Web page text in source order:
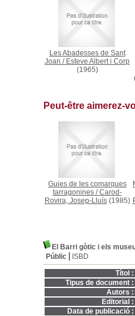
Les Abadesses de Sant
Joan / Esteve Albert i Corp
(1965)
Peut-être aimerez-
Guies de les comarques
tarragonines/Carod-
Rovira, Josep-Lluís(1985)
El Barri gòtic i els
Públic
ISBD
Títol :
Tipus de document :
Autors :
Editorial :
Data de publicació :